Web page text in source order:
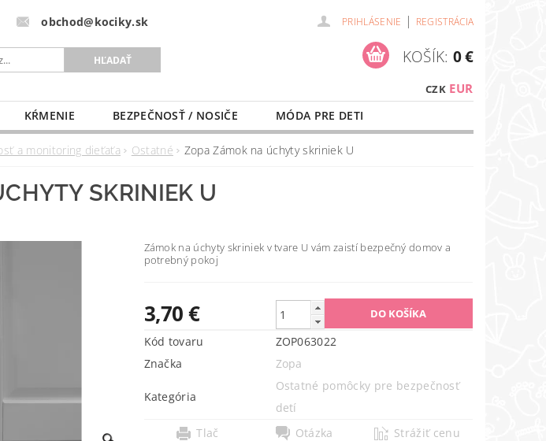
obchod@kociky.sk PRIHLÁSENIE | REGISTRÁCIA
CZK EUR
KOŠÍK: 0 €
KŔMENIE BEZPEČNOSŤ / NOSIČE
MÓDA PRE DETI
PRE MAMIČKU NAŠE SLUŽBY
O NÁKUPE
a monitoring dieťaťa Ostatné Zopa Zámok na úchyty skriniek U
SKRINIEK U
Zámok na úchyty skriniek v tvare U vám zaistí bezpečný domov a
potrebný pokoj
3,70 €
Kód tovaru
ZOP063022
Značka
Zopa
Kategória
Ostatné pomôcky pre bezpečnosť
detí
Tlač
Otázka Strážiť cenu